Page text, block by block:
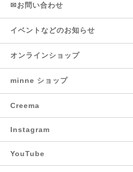
✉お問い合わせ
イベントなどのお知らせ
オンラインショップ
minne ショップ
Creema
Instagram
YouTube